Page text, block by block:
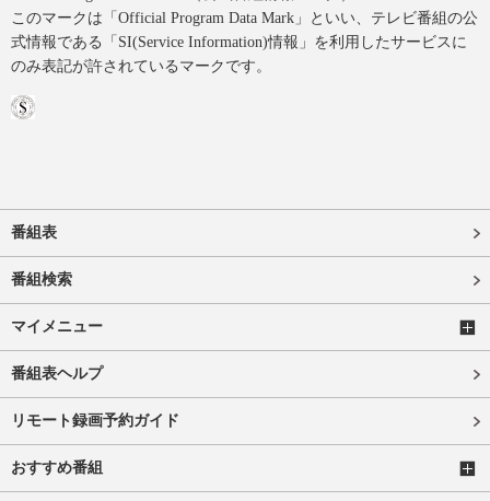
このマークは「Official Program Data Mark」といい、テレビ番組の公
式情報である「SI(Service Information)情報」を利用したサービスに
のみ表記が許されているマークです。
番組表
番組検索
マイメニュー
番組表ヘルプ
リモート録画予約ガイド
おすすめ番組